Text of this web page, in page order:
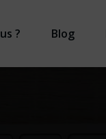
? Blog